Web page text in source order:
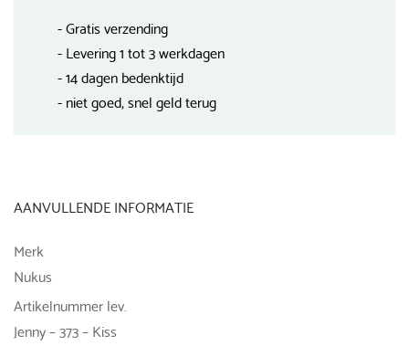
- Gratis verzending
- Levering 1 tot 3 werkdagen
- 14 dagen bedenktijd
- niet goed, snel geld terug
AANVULLENDE INFORMATIE
Merk
Nukus
Artikelnummer lev.
Jenny – 373 – Kiss